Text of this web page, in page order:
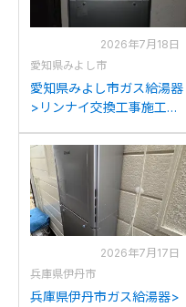
2026年7月18日
愛知県みよし市
愛知県みよし市ガス給湯器
>リンナイ交換工事施工事
V2001SAWからリンナイ
RUF-K2406SAW(A)への交
換
2026年7月17日
兵庫県伊丹市
兵庫県伊丹市ガス給湯器>